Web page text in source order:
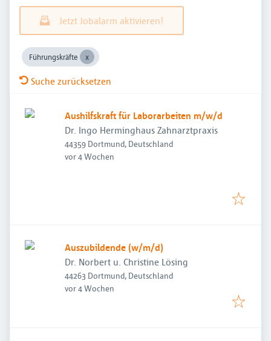
Jetzt Jobalarm aktivieren!
Führungskräfte
Suche zurücksetzen
Aushilfskraft für Laborarbeiten m/w/d
Dr. Ingo Herminghaus Zahnarztpraxis
44359 Dortmund, Deutschland
Veröffentlicht
vor 4 Wochen
Auszubildende (w/m/d)
Dr. Norbert u. Christine Lösing
44263 Dortmund, Deutschland
Veröffentlicht
vor 4 Wochen